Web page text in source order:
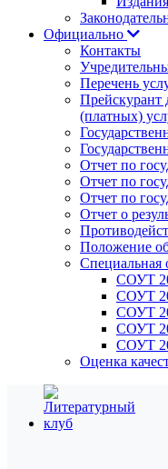
Официально
Контакты
Перечень
(платных)
Отчет по
Отчет по
Отчет по
Отчет о
Положение
Специальная
СОУТ
СОУТ
СОУТ
СОУТ
СОУТ
Оценка